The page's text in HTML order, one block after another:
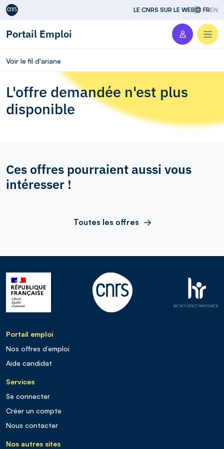
Aller au contenu LE CNRS SUR LE WEB FREN
Portail Emploi
Voir le fil d'ariane
L'offre demandée n'est plus
disponible
Ces offres pourraient aussi vous
intéresser !
Toutes les offres
Portail emploi
Nos offres d’emploi
Aide candidat
Services
Se connecter
Créer un compte
Nous contacter
Nos autres sites